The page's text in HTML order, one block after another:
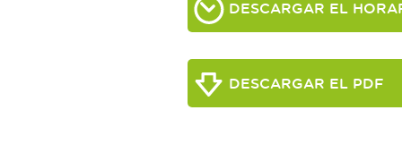
DESCARGAR EL
DESCARGAR EL PDF